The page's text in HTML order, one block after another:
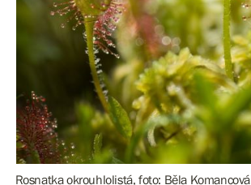
Rosnatka okrouhlolistá, foto: Běla Komancová